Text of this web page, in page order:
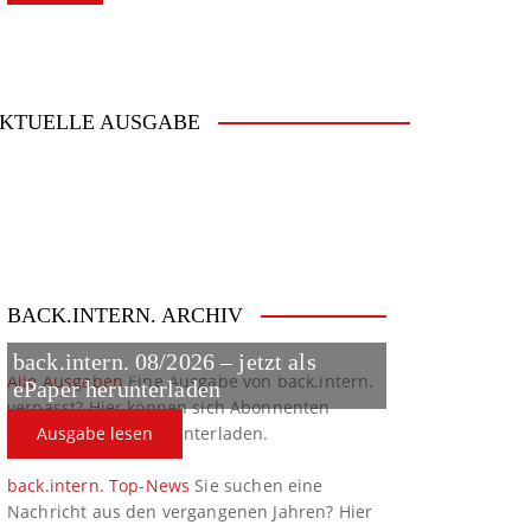
AUSGABE
back.intern. 08/2026 – jetzt als
ePaper herunterladen
Ausgabe lesen
BACK.INTERN. ARCHIV
Alle AusgabenEine Ausgabe von back.intern.
verpasst? Hier können sich Abonnenten
ältere Ausgaben herunterladen.
back.intern. Top-News Sie suchen eine
Nachricht aus den vergangenen Jahren? Hier